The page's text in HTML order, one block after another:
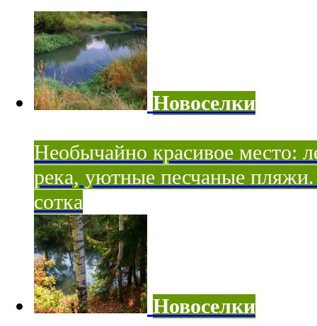
Новоселки
Необычайно красивое место:
река, уютные песчаные
сотка
Новоселки